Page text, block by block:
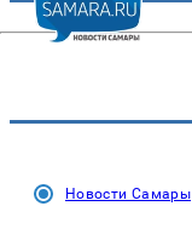
Новости Самары